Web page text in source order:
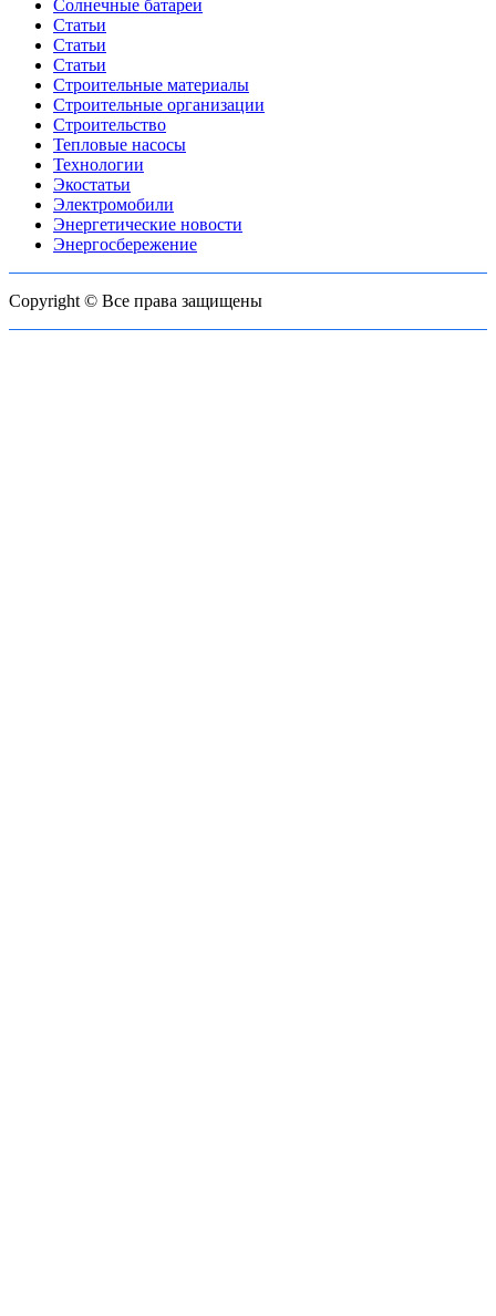
Солнечные батареи
Статьи
Статьи
Статьи
Строительные материалы
Строительные организации
Строительство
Тепловые насосы
Технологии
Экостатьи
Электромобили
Энергетические новости
Энергосбережение
Copyright © Все права защищены